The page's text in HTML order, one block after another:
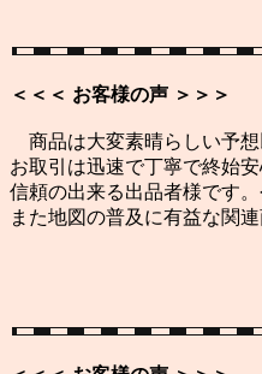
＜＜＜ お客様の声 ＞＞＞
商品は大変素晴らしい予想
お取引は迅速で丁寧で終始安
信頼の出来る出品者様です
また地図の普及に有益な関
（インターネ